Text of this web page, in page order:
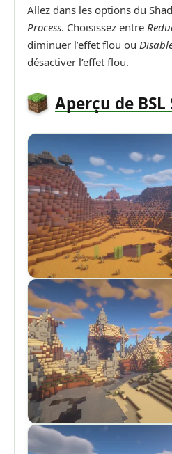
Allez dans les options du
Process. Choisissez entre
diminuer l’effet flou ou
désactiver l’effet flou.
Aperçu de BSL